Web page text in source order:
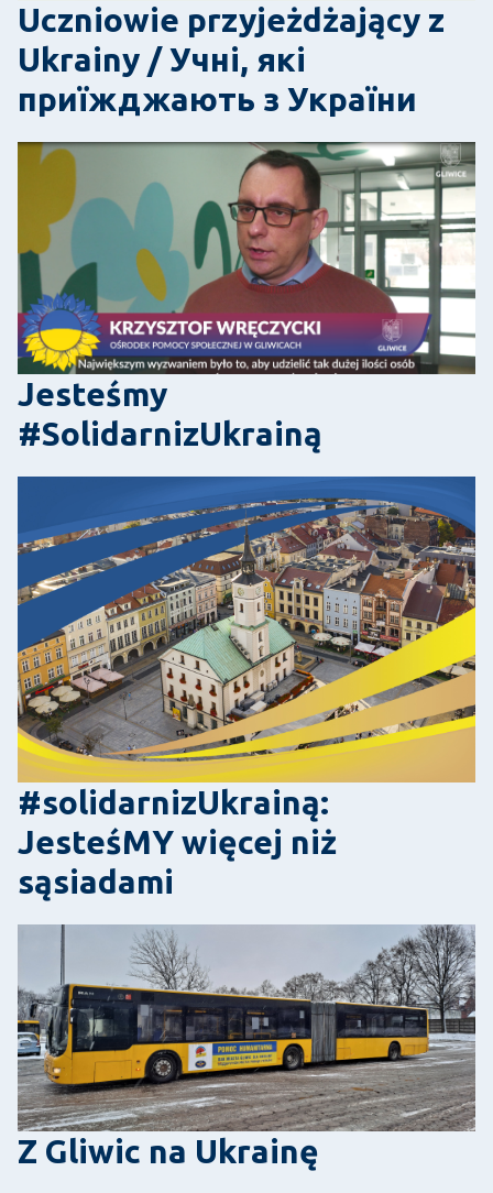
Uczniowie przyjeżdżający z
Ukrainy / Учні, які
приїжджають з України
Jesteśmy
#SolidarnizUkrainą
#solidarnizUkrainą:
JesteśMY więcej niż
sąsiadami
Z Gliwic na Ukrainę